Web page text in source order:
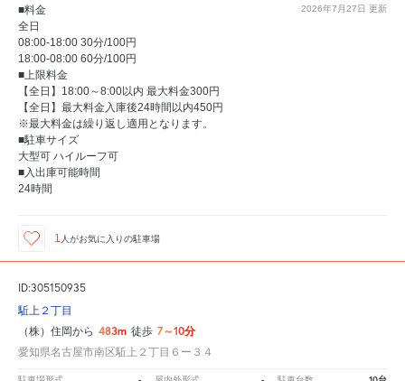
2026年7月27日 更新
■料金
全日
08:00-18:00 30分/100円
18:00-08:00 60分/100円
■上限料金
【全日】18:00～8:00以内 最大料金300円
【全日】最大料金入庫後24時間以内450円
※最大料金は繰り返し適用となります。
■駐車サイズ
大型可 ハイルーフ可
■入出庫可能時間
24時間
1 人がお気に入りの駐車場
ID:305150935
駈上２丁目
（株）住岡から 483m 徒歩 7～10分
愛知県名古屋市南区駈上２丁目６ー３４